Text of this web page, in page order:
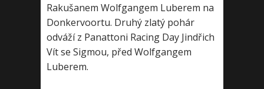
Rakušanem Wolfgangem Luberem na
Donkervoortu. Druhý zlatý pohár
odváží z Panattoni Racing Day Jindřich
Vít se Sigmou, před Wolfgangem
Luberem.